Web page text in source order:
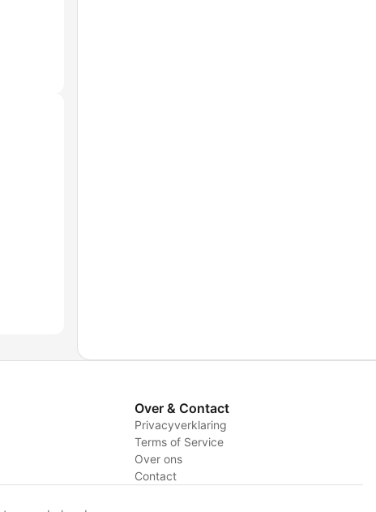
Over & Contact
Privacyverklaring
Terms of Service
Over ons
Contact